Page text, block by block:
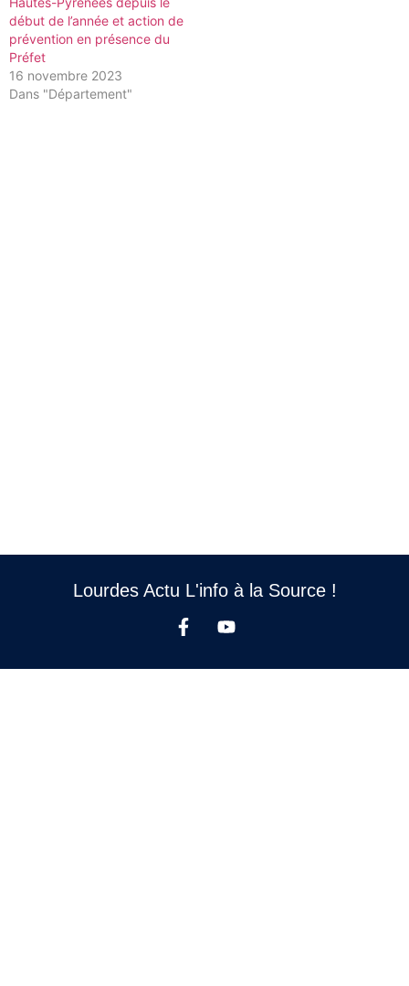
début de l’année et action de
prévention en présence du
Préfet
16 novembre 2023
Dans "Département"
Lourdes Actu L'info à la Source !